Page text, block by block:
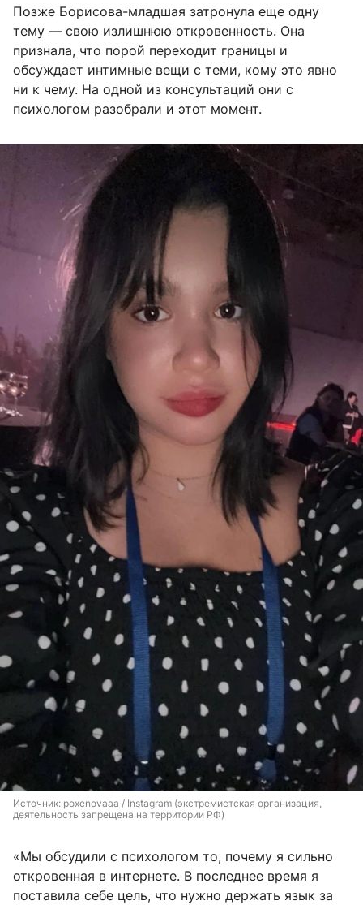
Позже Борисова-младшая затронула еще одну
тему — свою излишнюю откровенность. Она
признала, что порой переходит границы и
обсуждает интимные вещи с теми, кому это явно
ни к чему. На одной из консультаций они с
психологом разобрали и этот момент.
Источник: poxenovaaa / Instagram (экстремистская организация,
деятельность запрещена на территории РФ)
«Мы обсудили с психологом то, почему я сильно
откровенная в интернете. В последнее время я
поставила себе цель, что нужно держать язык за